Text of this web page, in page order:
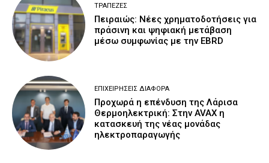
ΤΡΆΠΕΖΕΣ
Πειραιώς: Νέες χρηματοδοτήσεις για
πράσινη και ψηφιακή μετάβαση
μέσω συμφωνίας με την EBRD
ΕΠΙΧΕΙΡΉΣΕΙΣ ΔΙΆΦΟΡΑ
Προχωρά η επένδυση της Λάρισα
Θερμοηλεκτρική: Στην AVAX η
κατασκευή της νέας μονάδας
ηλεκτροπαραγωγής